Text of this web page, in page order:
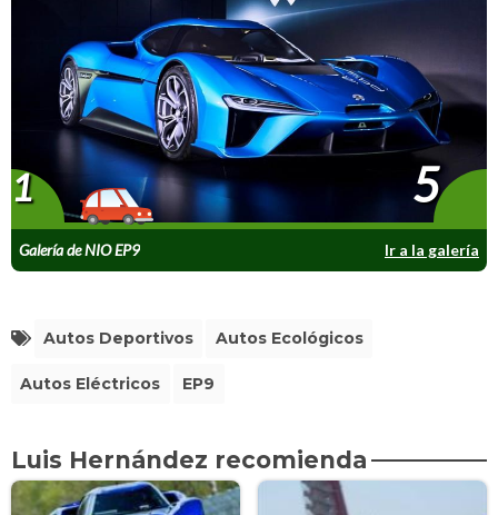
Galería de NIO EP9 Ir a la galería
1 5
Autos Deportivos Autos Ecológicos
Autos Eléctricos EP9
Luis Hernández recomienda